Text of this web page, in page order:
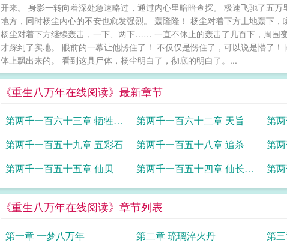
开来。 身影一转向着深处急速略过，通过内心里暗暗查探。 极速飞驰了五
地方，同时杨尘内心的不安也愈发强烈。 轰隆隆！ 杨尘对着下方土地轰下
杨尘对着下方继续轰击，一下、两下…… 一直不休止的轰击了几百下，周围
才踩到了实地。 眼前的一幕让他愣住了！ 不仅仅是愣住了，可以说是懵了
体上飘出来的。 看到这具尸体，杨尘明白了，彻底的明白了。...
《重生八万年在线阅读》最新章节
第两千一百六十三章 牺牲与
成全
第两千一百六十二章 天旨 第
第两千一百五十九章 五彩石
第两千一百五十八章 追杀 第
第两千一百五十五章 仙贝
第两千一百五十四章 仙长与
恩人
第
石
《重生八万年在线阅读》章节列表
第一章 一梦八万年 第二章 琉璃淬火丹 第